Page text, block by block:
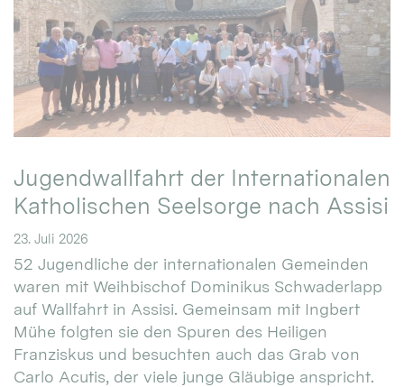
Jugendwallfahrt der Internationalen
Katholischen Seelsorge nach Assisi
23. Juli 2026
52 Jugendliche der internationalen Gemeinden
waren mit Weihbischof Dominikus Schwaderlapp
auf Wallfahrt in Assisi. Gemeinsam mit Ingbert
Mühe folgten sie den Spuren des Heiligen
Franziskus und besuchten auch das Grab von
Carlo Acutis, der viele junge Gläubige anspricht.